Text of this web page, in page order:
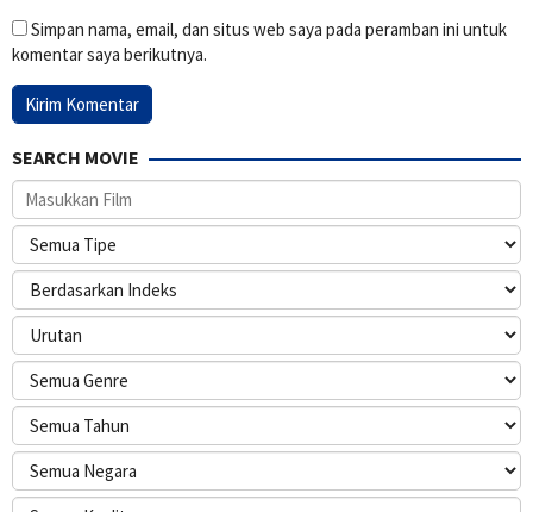
Simpan nama, email, dan situs web saya pada peramban ini untuk
komentar saya berikutnya.
SEARCH MOVIE